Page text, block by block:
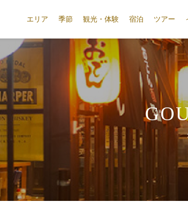
エリア 季節 観光・体験 宿泊 ツアー